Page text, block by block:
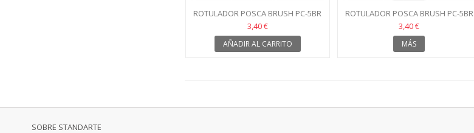
ROTULADOR POSCA BRUSH PC-5BR
ROSA
3,40 €
AÑADIR AL CARRITO
ROTULADOR POSCA BRUSH PC-5BR
MARRÓN
3,40 €
MÁS
SOBRE STANDARTE